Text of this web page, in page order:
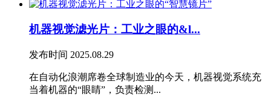
机器视觉滤光片：工业之眼的&l...
发布时间 2025.08.29
在自动化浪潮席卷全球制造业的今天，机器视觉系统充
当着机器的“眼睛”，负责检测...